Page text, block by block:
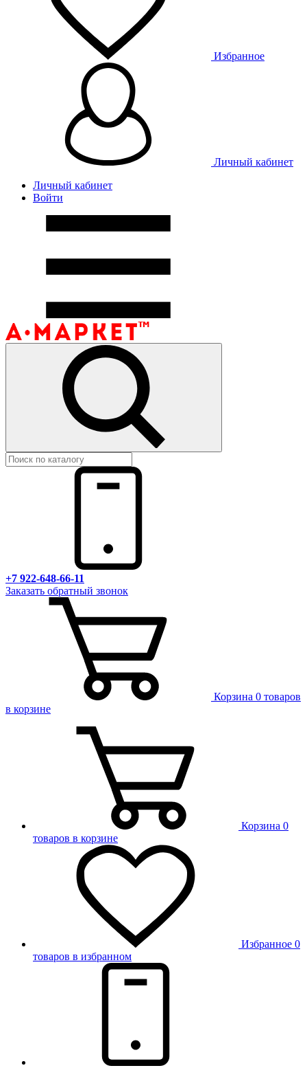
Избранное
Личный кабинет
Личный кабинет
Войти
+7 922-648-66-11
Заказать обратный звонок
Корзина 0 товаров
в корзине
Корзина 0
товаров в корзине
Избранное 0
товаров в избранном